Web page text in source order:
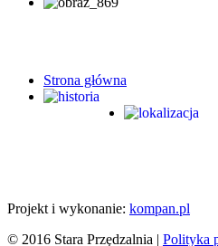
Strona główna
Projekt i wykonanie: kompan.pl
© 2016 Stara Przędzalnia | Polityka